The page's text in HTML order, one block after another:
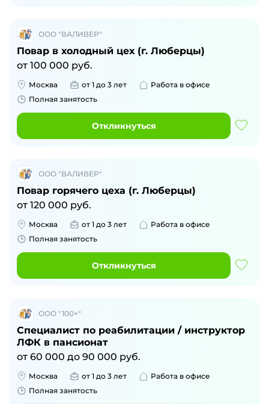
ООО "ВАЛИВЕР"
Повар в холодный цех (г. Люберцы)
от 100 000 руб.
Москва от 1 до 3 лет
Работа в офисе
Полная занятость
Откликнуться
ООО "ВАЛИВЕР"
Повар горячего цеха (г. Люберцы)
от 120 000 руб.
Москва от 1 до 3 лет
Работа в офисе
Полная занятость
Откликнуться
ООО "100+"
Специалист по реабилитации / инструктор
ЛФК в пансионат
от 60 000 до 90 000 руб.
Москва от 1 до 3 лет
Работа в офисе
Полная занятость